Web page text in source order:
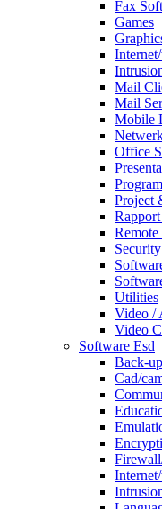
Fax
Games
Mail
Mail
Mobile
Office
Project
Utilities
Video /
Video
Software Esd
Back-
Cad/